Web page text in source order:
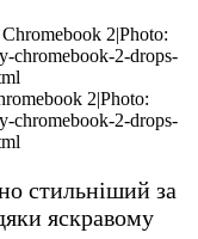
2|Photo:
chromebook-2-drops-
стильніший за
яскравому